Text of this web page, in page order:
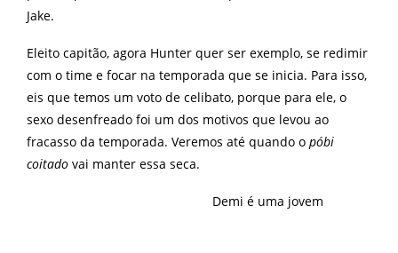
Jake.
Eleito capitão, agora Hunter quer ser exemplo, se redimir
com o time e focar na temporada que se inicia. Para isso,
eis que temos um voto de celibato, porque para ele, o
sexo desenfreado foi um dos motivos que levou ao
fracasso da temporada. Veremos até quando o póbi
coitado vai manter essa seca.
Demi é uma jovem